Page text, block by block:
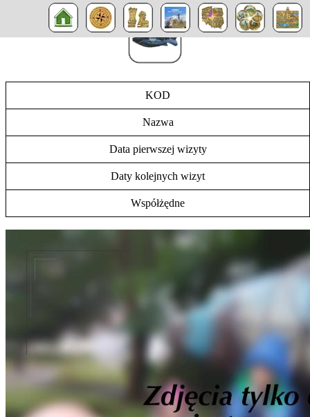
KOD
Nazwa
Data pierwszej wizyty
Daty kolejnych wizyt
Współżędne